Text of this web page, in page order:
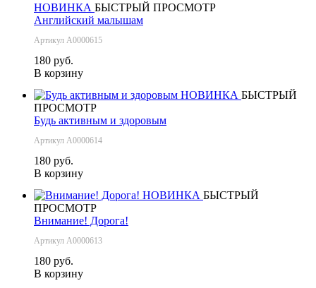
НОВИНКА БЫСТРЫЙ ПРОСМОТР
Английский малышам
Артикул А0000615
180 руб.
В корзину
НОВИНКА БЫСТРЫЙ
ПРОСМОТР
Будь активным и здоровым
Артикул А0000614
180 руб.
В корзину
НОВИНКА БЫСТРЫЙ
ПРОСМОТР
Внимание! Дорога!
Артикул А0000613
180 руб.
В корзину